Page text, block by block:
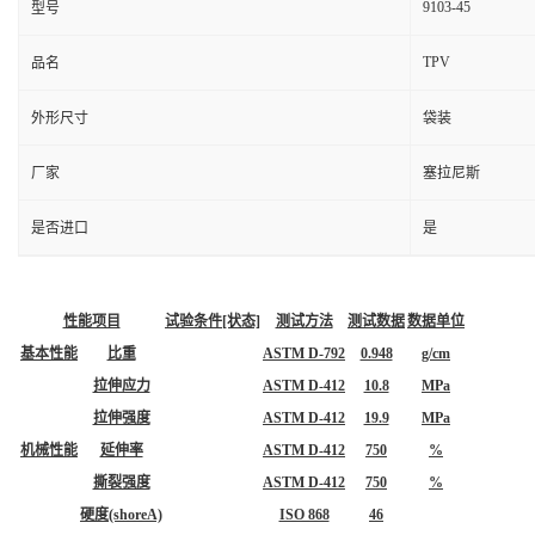
型号 9103-45
品名 TPV
外形尺寸 袋装
厂家 塞拉尼斯
是否进口 是
性能项目 试验条件[状态] 测试方法 测试数据数据单位
基本性能
比重 ASTM D-792 0.948 g/cm
机械性能
拉伸应力 ASTM D-412 10.8
MPa
拉伸强度
ASTM D-412 19.9
MPa
延伸率
ASTM D-412 750
%
撕裂强度
ASTM D-412 750
%
硬度(shoreA)
ISO 868 46